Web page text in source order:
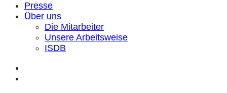
Presse
Über uns
Die Mitarbeiter
Unsere Arbeitsweise
ISDB